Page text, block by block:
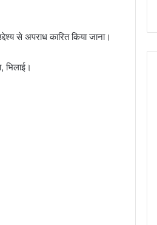
से अपराध कारित किया जाना।